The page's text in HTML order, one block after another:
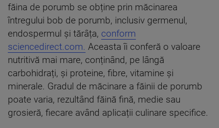
făina de porumb se obține prin măcinarea
întregului bob de porumb, inclusiv germenul,
endospermul și tărâța, conform
sciencedirect.com. Aceasta îi conferă o valoare
nutritivă mai mare, conținând, pe lângă
carbohidrați, și proteine, fibre, vitamine și
minerale. Gradul de măcinare a făinii de porumb
poate varia, rezultând făină fină, medie sau
grosieră, fiecare având aplicații culinare specifice.